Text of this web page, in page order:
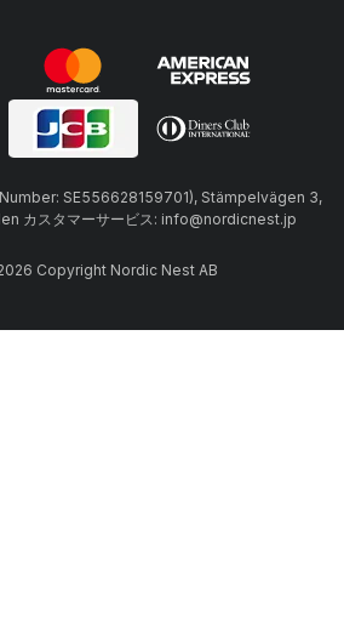
SE556628159701), Stämpelvägen 3,
カスタマーサービス: info@nordicnest.jp
Copyright Nordic Nest AB